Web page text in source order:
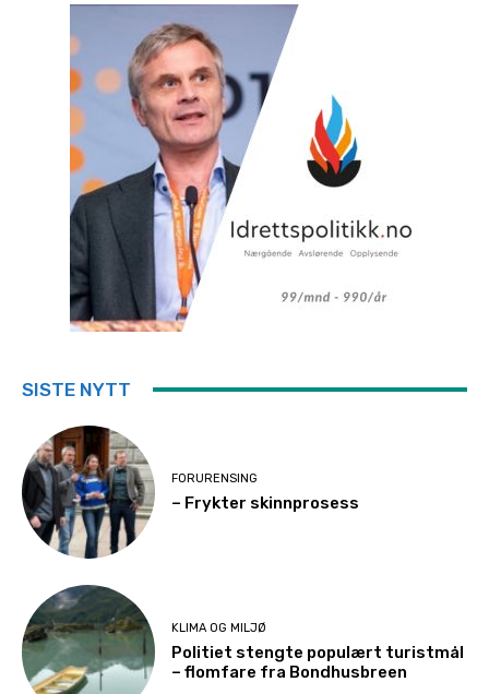
SISTE NYTT
FORURENSING
– Frykter skinnprosess
KLIMA OG MILJØ
Politiet stengte populært turistmål
– flomfare fra Bondhusbreen